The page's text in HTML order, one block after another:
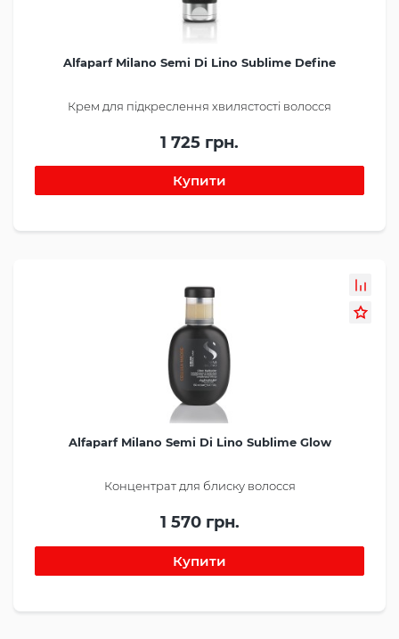
Alfaparf Milano Semi Di Lino Sublime Define
Крем для підкреслення хвилястості волосся
1 725 грн.
Alfaparf Milano Semi Di Lino Sublime Glow
Концентрат для блиску волосся
1 570 грн.